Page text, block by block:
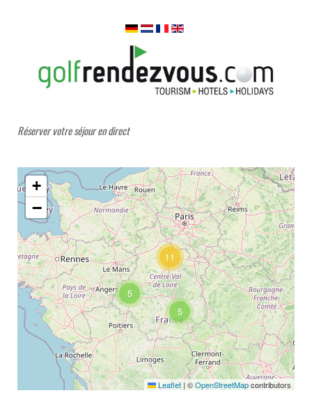
Réserver votre séjour en direct
5
5
11
+
−
Leaflet | ©OpenStreetMapcontributors